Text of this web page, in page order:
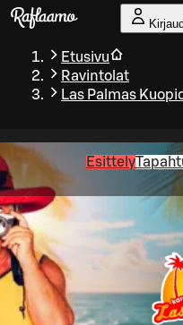
Siirry pääsisältöön
Etusivu
Ravintolat
Las Palmas
Esittely